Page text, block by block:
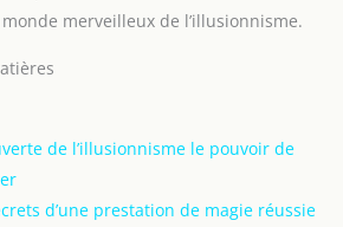
merveilleux de l’illusionnisme.
de l’illusionnisme le pouvoir de
d’une prestation de magie réussie